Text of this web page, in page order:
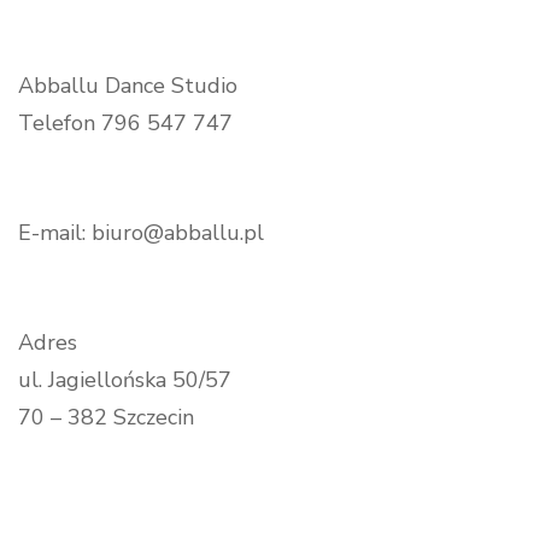
Abballu Dance Studio
Telefon 796 547 747
E-mail: biuro@abballu.pl
Adres
ul. Jagiellońska 50/57
70 – 382 Szczecin